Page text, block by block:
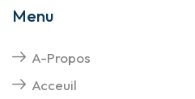
Menu
A-Propos
Acceuil